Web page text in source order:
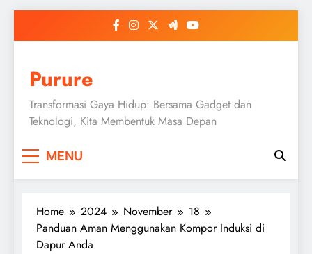
Purure
Transformasi Gaya Hidup: Bersama Gadget dan
Teknologi, Kita Membentuk Masa Depan
MENU
Home 2024 November
18
Panduan Aman Menggunakan Kompor Induksi di
Dapur Anda